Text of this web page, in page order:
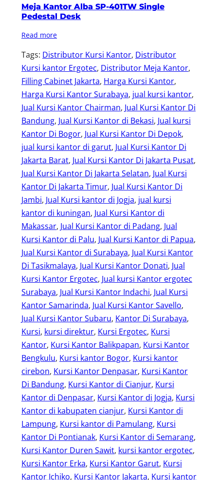
Meja Kantor Alba SP-401TW Single
Pedestal Desk
Read more
Tags: Distributor Kursi Kantor, Distributor
Kursi kantor Ergotec, Distributor Meja Kantor
Filling Cabinet Jakarta, Harga Kursi Kantor
Harga Kursi Kantor Surabaya, jual kursi kantor
Jual Kursi Kantor Chairman, Jual Kursi Kantor Di
Bandung, Jual Kursi Kantor di Bekasi, Jual kursi
Kantor Di Bogor, Jual Kursi Kantor Di Depok
jual kursi kantor di garut, Jual Kursi Kantor Di
Jakarta Barat, Jual Kursi Kantor Di Jakarta Pusat
Jual Kursi Kantor Di Jakarta Selatan, Jual Kursi
Kantor Di Jakarta Timur, Jual Kursi Kantor Di
Jambi, Jual Kursi kantor di Jogja, jual kursi
kantor di kuningan, Jual Kursi Kantor di
Makassar, Jual Kursi Kantor di Padang, Jual
Kursi Kantor di Palu, Jual Kursi Kantor di Papua
Jual Kursi Kantor di Surabaya, Jual Kursi Kantor
Di Tasikmalaya, Jual Kursi Kantor Donati, Jual
Kursi Kantor Ergotec, Jual kursi Kantor ergotec
Surabaya, Jual Kursi Kantor Indachi, Jual Kursi
Kantor Samarinda, Jual Kursi Kantor Savello
Jual Kursi Kantor Subaru, Kantor Di Surabaya
Kursi, kursi direktur, Kursi Ergotec, Kursi
Kantor, Kursi Kantor Balikpapan, Kursi Kantor
Bengkulu, Kursi kantor Bogor, Kursi kantor
cirebon, Kursi Kantor Denpasar, Kursi Kantor
Di Bandung, Kursi Kantor di Cianjur, Kursi
Kantor di Denpasar, Kursi Kantor di Jogja, Kursi
Kantor di kabupaten cianjur, Kursi Kantor di
Lampung, Kursi kantor di Pamulang, Kursi
Kantor Di Pontianak, Kursi Kantor di Semarang
Kursi Kantor Duren Sawit, kursi kantor ergotec
Kursi Kantor Erka, Kursi Kantor Garut, Kursi
Kantor Ichiko, Kursi Kantor Jakarta, Kursi kantor